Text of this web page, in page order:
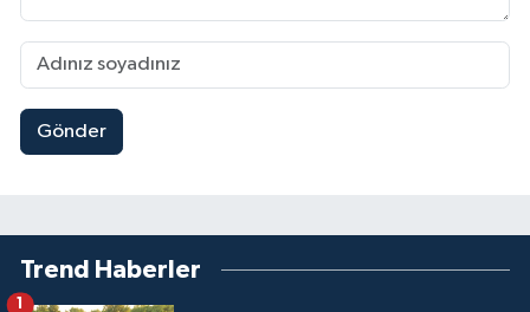
Gönder
Trend Haberler